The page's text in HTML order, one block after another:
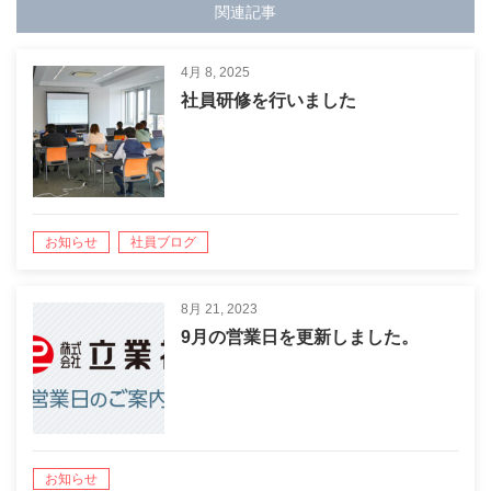
関連記事
4月 8, 2025
社員研修を行いました
お知らせ 社員ブログ
8月 21, 2023
9月の営業日を更新しました。
お知らせ